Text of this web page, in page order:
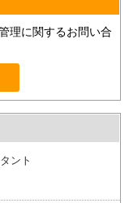
理に関するお問い合
ント